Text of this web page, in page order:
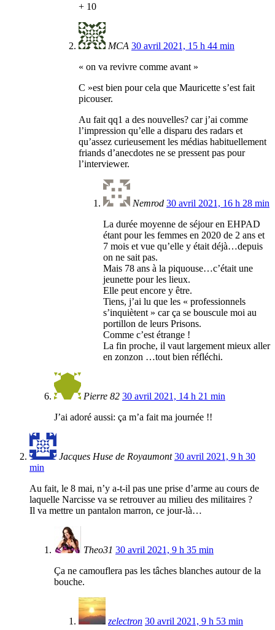
+ 10
MCA 30 avril 2021, 15 h 44 min
« on va revivre comme avant »
C »est bien pour cela que Mauricette s’est fait
picouser.
Au fait qq1 a des nouvelles? car j’ai comme
l’impression qu’elle a disparu des radars et
qu’assez curieusement les médias habituellement
friands d’anecdotes ne se pressent pas pour
l’interviewer.
Nemrod 30 avril 2021, 16 h 28 min
La durée moyenne de séjour en EHPAD
étant pour les femmes en 2020 de 2 ans et
7 mois et vue qu’elle y était déjà…depuis
on ne sait pas.
Mais 78 ans à la piquouse…c’était une
jeunette pour les lieux.
Elle peut encore y être.
Tiens, j’ai lu que les « professionnels
s’inquiètent » car ça se bouscule moi au
portillon de leurs Prisons.
Comme c’est étrange !
La fin proche, il vaut largement mieux aller
en zonzon …tout bien réfléchi.
Pierre 82 30 avril 2021, 14 h 21 min
J’ai adoré aussi: ça m’a fait ma journée !!
Jacques Huse de Royaumont 30 avril 2021, 9 h 30
min
Au fait, le 8 mai, n’y a-t-il pas une prise d’arme au cours de
laquelle Narcisse va se retrouver au milieu des militaires ?
Il va mettre un pantalon marron, ce jour-là…
Theo31 30 avril 2021, 9 h 35 min
Ça ne camouflera pas les tâches blanches autour de la
bouche.
zelectron 30 avril 2021, 9 h 53 min